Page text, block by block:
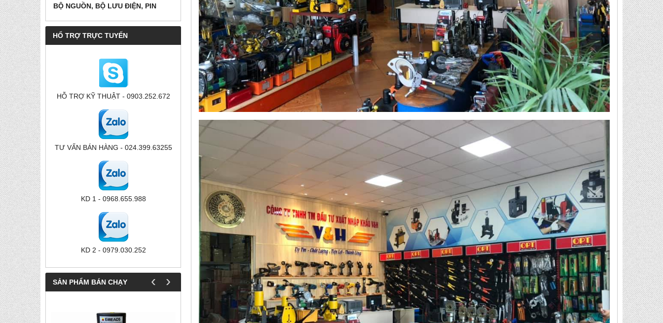
BỘ NGUỒN, BỘ LƯU ĐIỆN, PIN
HỔ TRỢ TRỰC TUYẾN
HỖ TRỢ KỸ THUẬT - 0903.252.672
TƯ VẤN BÁN HÀNG - 024.399.63255
KD 1 - 0968.655.988
KD 2 - 0979.030.252
SẢN PHẨM BÁN CHẠY ‹ ›